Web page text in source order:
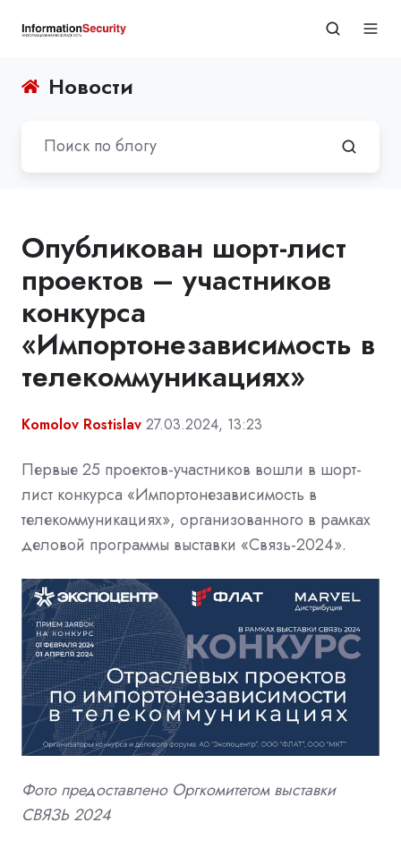
Новости
Опубликован шорт-лист
проектов – участников
конкурса
«Импортонезависимость в
телекоммуникациях»
Komolov Rostislav 27.03.2024, 13:23
Первые 25 проектов-участников вошли в шорт-
лист конкурса «Импортонезависимость в
телекоммуникациях», организованного в рамках
деловой программы выставки «Связь-2024».
Фото предоставлено Оргкомитетом выставки
СВЯЗЬ 2024